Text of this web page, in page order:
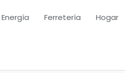
Energía Ferretería Hogar